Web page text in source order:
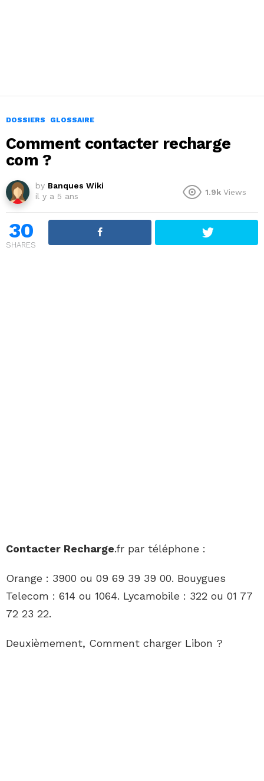
DOSSIERS GLOSSAIRE
Comment contacter recharge
com ?
by Banques Wiki
il y a 5 ans
1.9k Views
30
SHARES
Contacter Recharge.fr par téléphone :
Orange : 3900 ou 09 69 39 39 00. Bouygues
Telecom : 614 ou 1064. Lycamobile : 322 ou 01 77
72 23 22.
Deuxièmement, Comment charger Libon ?